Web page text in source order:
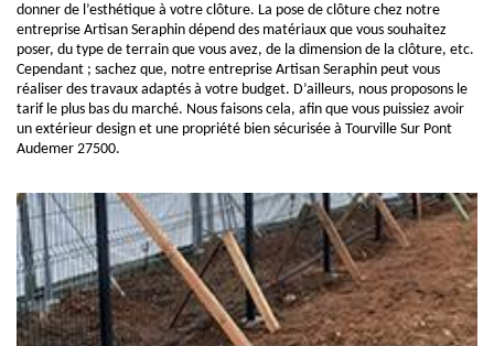
donner de l’esthétique à votre clôture. La pose de clôture chez notre
entreprise Artisan Seraphin dépend des matériaux que vous souhaitez
poser, du type de terrain que vous avez, de la dimension de la clôture, etc.
Cependant ; sachez que, notre entreprise Artisan Seraphin peut vous
réaliser des travaux adaptés à votre budget. D’ailleurs, nous proposons le
tarif le plus bas du marché. Nous faisons cela, afin que vous puissiez avoir
un extérieur design et une propriété bien sécurisée à Tourville Sur Pont
Audemer 27500.